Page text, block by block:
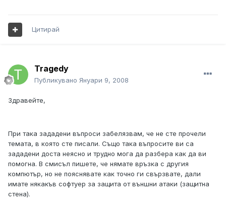
Цитирай
Tragedy
Публикувано Януари 9, 2008
Здравейте,
При така зададени въпроси забелязвам, че не сте прочели
темата, в която сте писали. Също така въпросите ви са
зададени доста неясно и трудно мога да разбера как да ви
помогна. В смисъл пишете, че нямате връзка с другия
компютър, но не пояснявате как точно ги свързвате, дали
имате някакъв софтуер за защита от външни атаки (защитна
стена).